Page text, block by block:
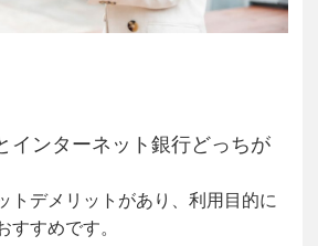
ンターネット銀行どっちが
トデメリットがあり、利用目的に
すすめです。